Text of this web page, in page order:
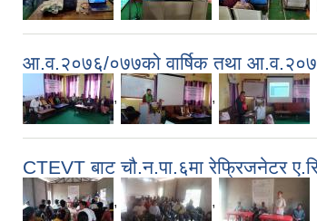
आ.व.२०७६/०७७को वार्षिक तथा
, ,
CTEVT बाट चौ.न.पा.६मा रेफ्रिजनेटर
, ,